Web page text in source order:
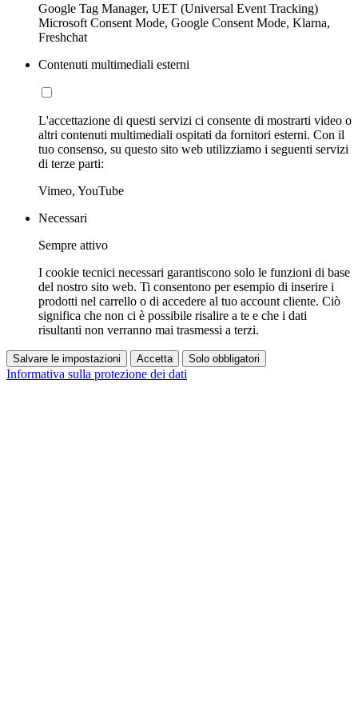
Google Tag Manager, UET (Universal Event Tracking)
Microsoft Consent Mode, Google Consent Mode, Klarna,
Freshchat
Contenuti multimediali esterni
L'accettazione di questi servizi ci consente di mostrarti video o
altri contenuti multimediali ospitati da fornitori esterni. Con il
tuo consenso, su questo sito web utilizziamo i seguenti servizi
di terze parti:
Vimeo, YouTube
Necessari
Sempre attivo
I cookie tecnici necessari garantiscono solo le funzioni di base
del nostro sito web. Ti consentono per esempio di inserire i
prodotti nel carrello o di accedere al tuo account cliente. Ciò
significa che non ci è possibile risalire a te e che i dati
risultanti non verranno mai trasmessi a terzi.
Salvare le impostazioni Accetta Solo obbligatori
Informativa sulla protezione dei dati